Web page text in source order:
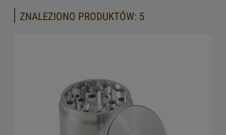
ZNALEZIONO PRODUKTÓW: 5